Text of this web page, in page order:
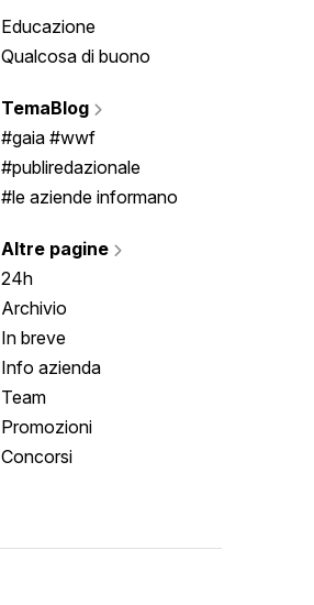
Educazione
Qualcosa di buono
TemaBlog
#gaia #wwf
#publiredazionale
#le aziende informano
Altre pagine
24h
Archivio
In breve
Info azienda
Team
Promozioni
Concorsi